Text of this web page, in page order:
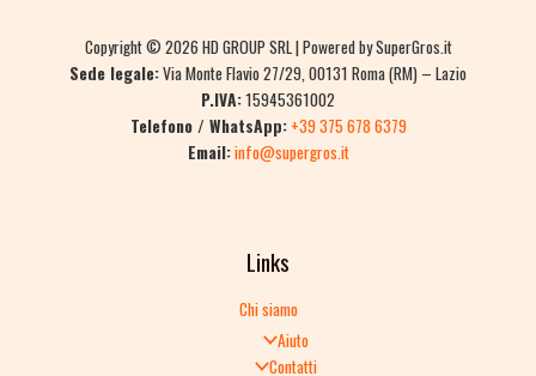
Copyright © 2026 HD GROUP SRL | Powered by SuperGros.it
Sede legale:Via Monte Flavio 27/29, 00131 Roma (RM) – Lazio
P.IVA:15945361002
Telefono / WhatsApp: +39 375 678 6379
Email:info@supergros.it
Links
Chi siamo
Aiuto
Contatti